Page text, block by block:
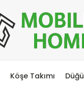
Köşe Takımı